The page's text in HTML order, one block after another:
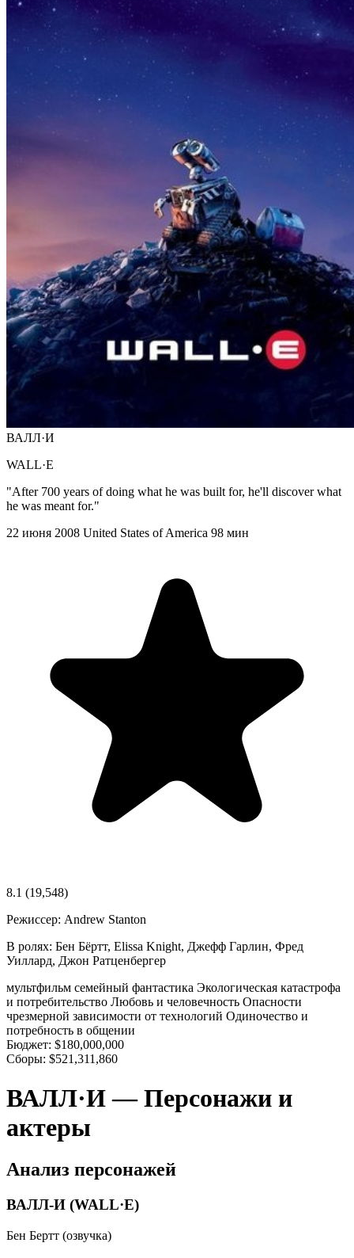
ВАЛЛ·И
WALL·E
"After 700 years of doing what he was built for, he'll discover what
he was meant for."
22 июня 2008 United States of America 98 мин
8.1 (19,548)
Режиссер: Andrew Stanton
В ролях: Бен Бёртт, Elissa Knight, Джефф Гарлин, Фред
Уиллард, Джон Ратценбергер
мультфильм семейный фантастика Экологическая катастрофа
и потребительство Любовь и человечность Опасности
чрезмерной зависимости от технологий Одиночество и
потребность в общении
Бюджет: $180,000,000
Сборы: $521,311,860
ВАЛЛ·И — Персонажи и
актеры
Анализ персонажей
ВАЛЛ-И (WALL·E)
Бен Бертт (озвучка)